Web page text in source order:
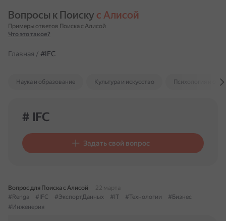
Вопросы к Поиску с Алисой
Примеры ответов Поиска с Алисой
Что это такое?
Главная / #IFC
Наука и образование Культура и искусство Психология и
# IFC
Задать свой вопрос
Вопрос для Поиска с Алисой
22 марта
#Renga
#IFC #ЭкспортДанных #IT #Технологии
#Бизнес
#Инженерия